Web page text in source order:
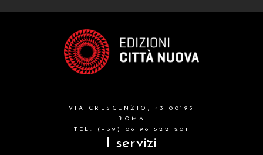
VIA CRESCENZIO, 43 00193
ROMA
TEL. (+39) 06 96 522 201
I servizi